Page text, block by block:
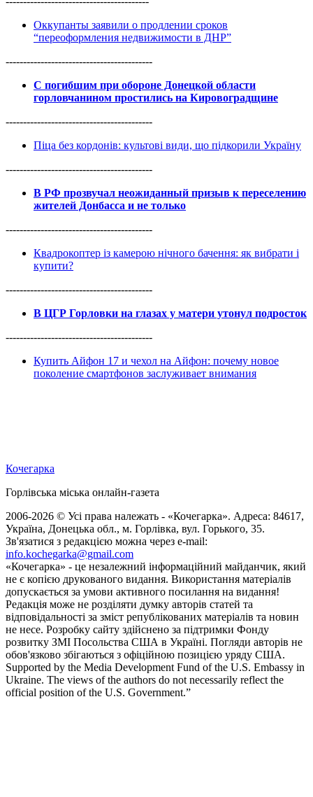
Оккупанты заявили о продлении сроков
“переоформления недвижимости в ДНР”
------------------------------------------
С погибшим при обороне Донецкой области
горловчанином простились на Кировоградщине
------------------------------------------
Піца без кордонів: культові види, що підкорили Україну
------------------------------------------
В РФ прозвучал неожиданный призыв к переселению
жителей Донбасса и не только
------------------------------------------
Квадрокоптер із камерою нічного бачення: як вибрати і
купити?
------------------------------------------
В ЦГР Горловки на глазах у матери утонул подросток
------------------------------------------
Купить Айфон 17 и чехол на Айфон: почему новое
поколение смартфонов заслуживает внимания
Кочегарка
Горлівська міська онлайн-газета
2006-2026 © Усі права належать - «Кочегарка». Адреса: 84617,
Україна, Донецька обл., м. Горлівка, вул. Горького, 35.
Зв'язатися з редакцією можна через e-mail:
info.kochegarka@gmail.com
«Кочегарка» - це незалежний інформаційний майданчик, який
не є копією друкованого видання. Використання матеріалів
допускається за умови активного посилання на видання!
Редакція може не розділяти думку авторів статей та
відповідальності за зміст републікованих матеріалів та новин
не несе. Розробку сайту здійснено за підтримки Фонду
розвитку ЗМІ Посольства США в Україні. Погляди авторів не
обов'язково збігаються з офіційною позицією уряду США.
Supported by the Media Development Fund of the U.S. Embassy in
Ukraine. The views of the authors do not necessarily reflect the
official position of the U.S. Government.”